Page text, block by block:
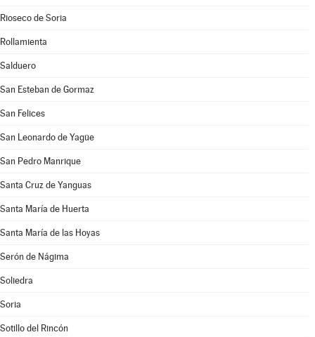
Rioseco de Soria
Rollamienta
Salduero
San Esteban de Gormaz
San Felices
San Leonardo de Yagüe
San Pedro Manrique
Santa Cruz de Yanguas
Santa María de Huerta
Santa María de las Hoyas
Serón de Nágima
Soliedra
Soria
Sotillo del Rincón